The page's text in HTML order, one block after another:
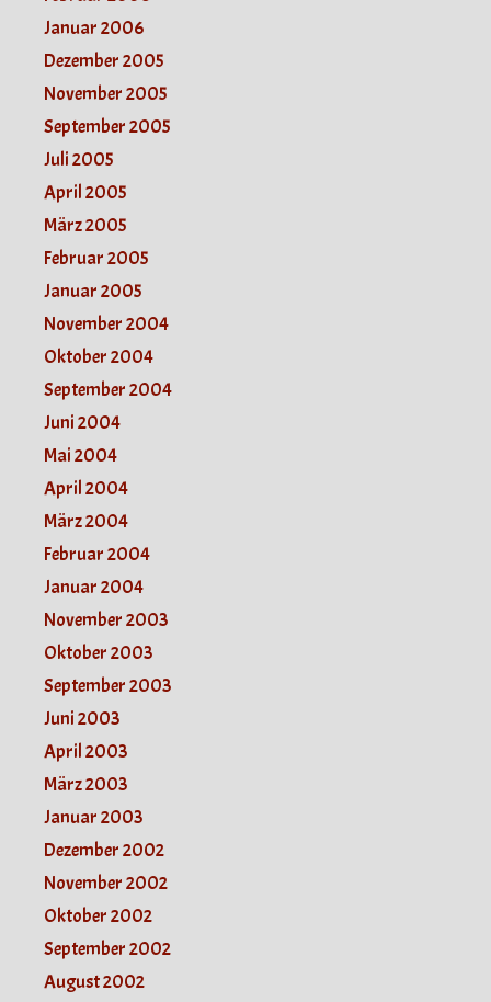
Januar 2006
Dezember 2005
November 2005
September 2005
Juli 2005
April 2005
März 2005
Februar 2005
Januar 2005
November 2004
Oktober 2004
September 2004
Juni 2004
Mai 2004
April 2004
März 2004
Februar 2004
Januar 2004
November 2003
Oktober 2003
September 2003
Juni 2003
April 2003
März 2003
Januar 2003
Dezember 2002
November 2002
Oktober 2002
September 2002
August 2002